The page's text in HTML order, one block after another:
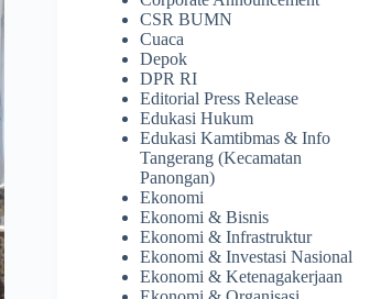
CSR BUMN
Cuaca
Depok
DPR RI
Editorial Press Release
Edukasi Hukum
Edukasi Kamtibmas & Info
Tangerang (Kecamatan
Panongan)
Ekonomi
Ekonomi & Bisnis
Ekonomi & Infrastruktur
Ekonomi & Investasi Nasional
Ekonomi & Ketenagakerjaan